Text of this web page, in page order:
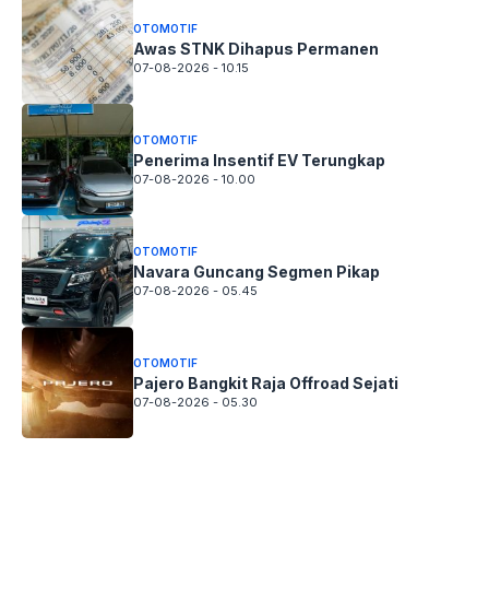
OTOMOTIF
Awas STNK Dihapus Permanen
07-08-2026 - 10.15
OTOMOTIF
Penerima Insentif EV Terungkap
07-08-2026 - 10.00
OTOMOTIF
Navara Guncang Segmen Pikap
07-08-2026 - 05.45
OTOMOTIF
Pajero Bangkit Raja Offroad Sejati
07-08-2026 - 05.30